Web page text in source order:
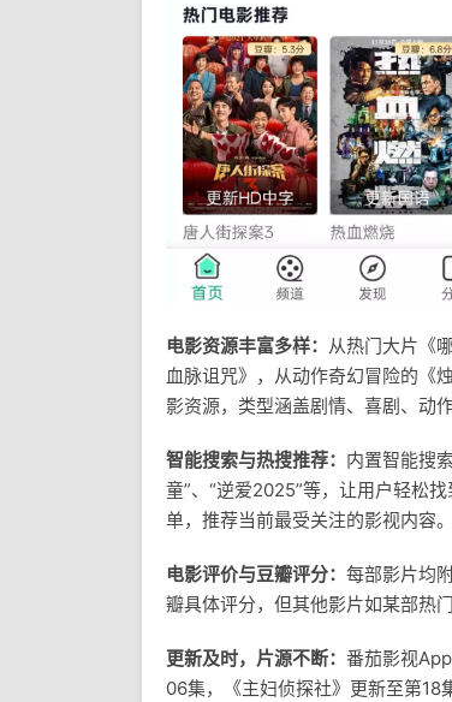
电影资源丰富多样： 从热门大片《
血脉诅咒》，从动作奇幻冒险的《
影资源，类型涵盖剧情、喜剧、动
智能搜索与热搜推荐： 内置智能搜
童”、“逆爱2025”等，让用户轻松
单，推荐当前最受关注的影视内容。
电影评价与豆瓣评分： 每部影片均
瓣具体评分，但其他影片如某部热
更新及时，片源不断： 番茄影视
06集，《主妇侦探社》更新至第18